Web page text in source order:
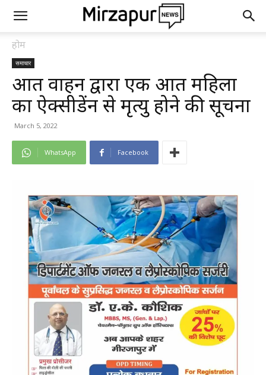
होम
समाचार
अज्ञात वाहन द्वारा एक अज्ञात महिला
का ऐक्सीडेंन से मृत्यु होने की सूचना
March 5, 2022
WhatsApp Facebook